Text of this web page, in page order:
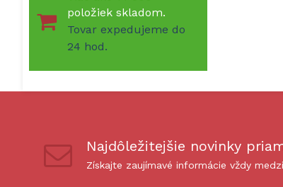
položiek skladom.
Tovar expedujeme do
24 hod.
Najdôležitejšie novinky
Získajte zaujímavé informácie vždy